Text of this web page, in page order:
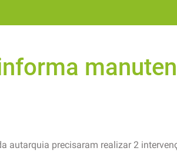
autarquia precisaram realizar 2